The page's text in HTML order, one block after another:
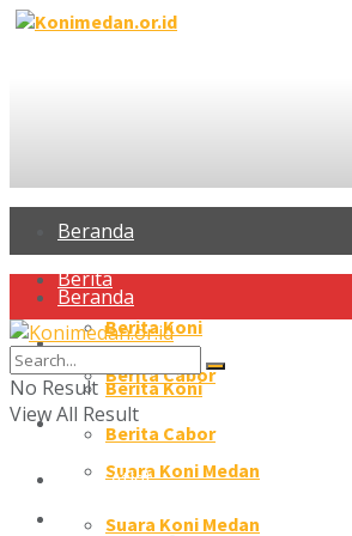
Beranda
Berita
Berita Koni
Berita Cabor
Profil Atlet
Suara Koni Medan
Galeri
Beranda
Berita
Berita Koni
Berita Cabor
Profil Atlet
Suara Koni Medan
No Result
View All Result